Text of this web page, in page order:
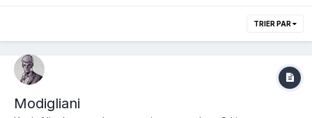
TRIER PAR
Modigliani